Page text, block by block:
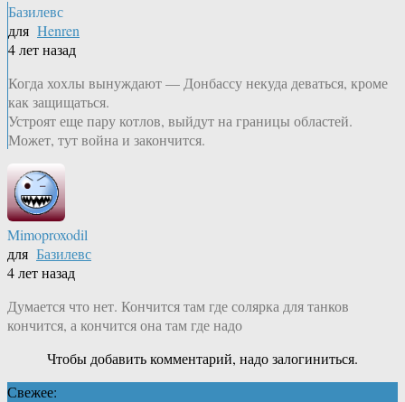
Базилевс
для Henren
4 лет назад
Когда хохлы вынуждают — Донбассу некуда деваться, кроме
как защищаться.
Устроят еще пару котлов, выйдут на границы областей.
Может, тут война и закончится.
Mimoproxodil
для Базилевс
4 лет назад
Думается что нет. Кончится там где солярка для танков
кончится, а кончится она там где надо
Чтобы добавить комментарий, надо залогиниться.
Свежее: